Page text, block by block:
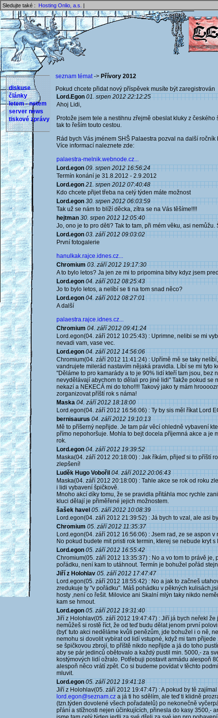
Sledujte také : Hosting Onlio, a.s. |
diskuse
články
letem - netem
server news
tiskové zprávy
seznam témat-> Přívory 2012
Pokud chcete přidat nový příspěvek musíte být
Lord.Egon 01. srpen 2012 22:12:25
Ahoj Lidi,
Protože jsem tele a nestihnu zřejmě obeslat kluky z
tak to řeším touto cestou.
Rád bych Vás jménem SHŠ Palaestra pozval na další ročník
Více informací naleznete zde:
palaestra-melnik.webnode.cz...
Lord.egon 09. srpen 2012 16:56:24
Termín konání je 31.8.2012 - 2.9.2012
Lord.egon 21. srpen 2012 07:40:48
Kdo chcete přijet třeba na celý týden máte možnost
Lord.egon 30. srpen 2012 06:03:59
Tak už se nám to blíží děcka, zítra se na Vás těšíme!!!!
hejtman 30. srpen 2012 12:05:40
Jo, ono je to pro děti? Tak to tam, při mém věku, asi nemůžu.
Lord.egon 03. září 2012 09:03:02
První fotogalerie
hanulkak.rajce.idnes.cz...
Chromium 03. září 2012 19:17:30
A to bylo letos? Ja jen ze mi to pripomina bitvy kdyz jsem
Lord.egon 04. září 2012 08:25:43
Jo to bylo letos, a nelíbí se ti na tom snad něco?
Lord.egon 04. září 2012 08:27:01
A další
palaestra.rajce.idnes.cz...
Chromium 04. září 2012 09:41:24
Lord.egon(04. září 2012 10:25:43) : Uprimne, nelibi se mi
nevadi vam, vase vec.
Lord.egon 04. září 2012 14:56:06
Chromium(04. září 2012 11:41:24) : Upřímě mě se taky
vandrujete milerád nastavím nějaká pravidla. Líbí se mi tyto
"Děláme to pro kamarády a to je 90% lidí kteří tam jsou, bez
nevydělávají abychom to dělali pro jiné lidi" Takže pokud se
nekazí a NEKECÁ mi do toho!!!! Takový jako ty mám
zorganizovat příští rok s náma!
Maska 04. září 2012 18:18:00
Lord.egon(04. září 2012 16:56:06) : Ty by sis měl říkat Lord
bernisaurus 04. září 2012 19:10:13
Mě to příšerný nepřijde. Je tam pár věcí ohledně vybavení
přímo nepohoršuje. Mohla to bejt docela příjemná akce a je
rok.
Lord.egon 04. září 2012 19:39:52
Maska(04. září 2012 20:18:00) : Jak říkám, přijeď si to příští
zlepšení!
Luděk Hugo Vobořil 04. září 2012 20:06:43
Maska(04. září 2012 20:18:00) : Tahle akce se rok od roku
i lidi vybavení špičkově.
Mnoho akcí díky tomu, že se pravidla přitáhla moc rychle
kluci dělají je přiměřené jejich možnostem.
šašek havel 05. září 2012 10:08:39
Lord.egon(04. září 2012 21:39:52) : Já bych to vzal, ale asi
Chromium 05. září 2012 11:35:37
Lord.egon(04. září 2012 16:56:06) : Jsem rad, ze se aspon v
No pokud budete mit pristi rok termin, kterej se nebude kryt
Lord.egon 05. září 2012 16:55:42
Chromium(05. září 2012 13:35:37) : No a vo tom to právě
pořádku, není kam to utáhnout. Termín je bohužel pořád
Jiří z Holohlav 05. září 2012 17:47:47
Lord.egon(05. září 2012 18:55:42) : No a jak to začneš
zredukuje ty "v pořádku". Máš pohádku v pěkných
hosty ,není co řešit. Milovice ani Skalní mlýn taky nikdo
kam se hrnout.
Lord.egon 05. září 2012 19:31:40
Jiří z Holohlav(05. září 2012 19:47:47) : Jiří já bych neřekl
nemůžeš si rostě říct, že od teď budu dělat jenom první
(byť tuto akci neděláme kvůli penězům, jde bohužel i o ně,
nemohu si dovolit vybírat od lidí vstupné, když mi tam
se špičkovou zbrojí, to příště nikdo nepřijde a já do toho
aby se pár jedinců obětovalo a každý pustil min. 5000,- za
kostýmových lidí ožralo. Potřebuji postavit armádu alespoň
alespoň něco vrátí zpět. Co si budeme povídat v těchto
mluvit.
Lord.egon 05. září 2012 19:41:18
Jiří z Holohlav(05. září 2012 19:47:47) : A pokud by tě
lord.egon@seznam.cz a já ti ho sdělím, ale teď ti klidně
(tzn.týden dovolené všech pořadatelů) po nekonečně
přání a stížnosti nejen účinkujících, přinesla do kasy 3500,-